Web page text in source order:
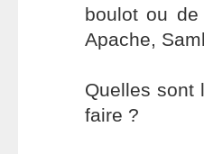
boulot ou
Apache,
Quelles sont
faire ?